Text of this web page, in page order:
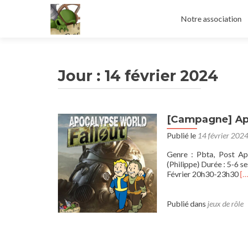
au
Notre association
Jour : 14 février 2024
[Campagne]
Publié le 14 février 2024
Genre : Pbta, Post
(Philippe) Durée : 5-6
Février 20h30-23h30En
Publié dans jeux de rôle